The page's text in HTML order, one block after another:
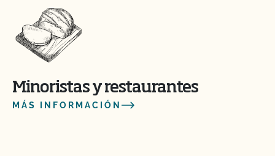
Minoristas y restaurantes
MÁS INFORMACIÓN